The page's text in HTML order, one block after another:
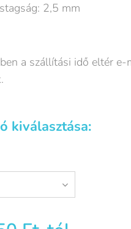
2,5 mm
a szállítási idő eltér e-
kiválasztása: